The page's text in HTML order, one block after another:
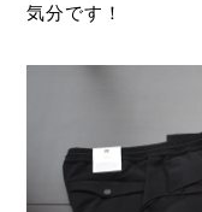
気分です！